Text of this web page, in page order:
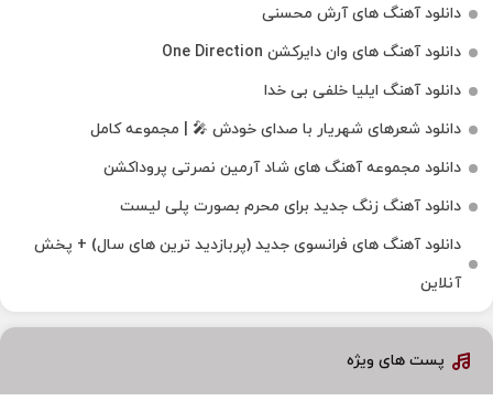
دانلود آهنگ های آرش محسنی
دانلود آهنگ های وان دایرکشن One Direction
دانلود آهنگ ایلیا خلفی بی خدا
دانلود شعرهای شهریار با صدای خودش 🎤 | مجموعه کامل
دانلود مجموعه آهنگ های شاد آرمین نصرتی پروداکشن
دانلود آهنگ زنگ جدید برای محرم بصورت پلی لیست
دانلود آهنگ های فرانسوی جدید (پربازدید ترین های سال) + پخش
آنلاین
پست های ویژه